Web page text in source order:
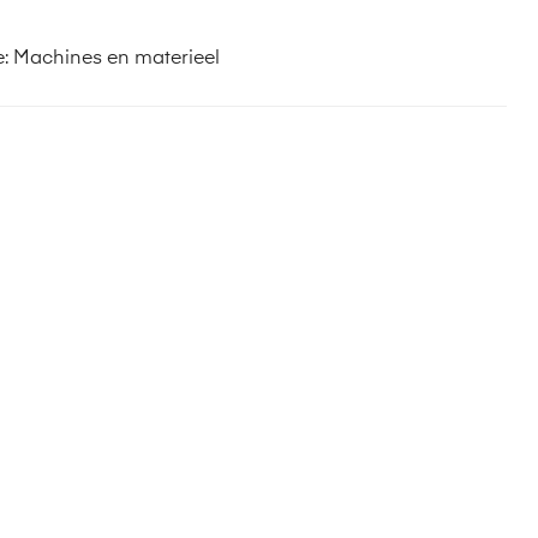
Machines en materieel